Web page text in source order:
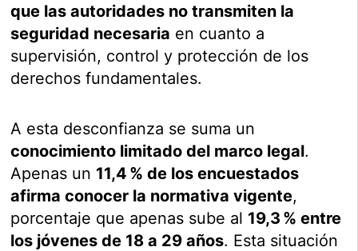
que las autoridades no transmiten la
seguridad necesaria en cuanto a
supervisión, control y protección de los
derechos fundamentales.
A esta desconfianza se suma un
conocimiento limitado del marco legal.
Apenas un 11,4 % de los encuestados
afirma conocer la normativa vigente,
porcentaje que apenas sube al 19,3 % entre
los jóvenes de 18 a 29 años. Esta situación